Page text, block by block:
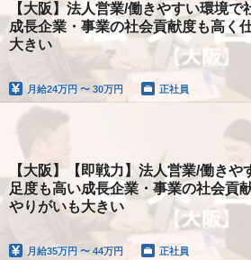
【大阪】法人営業/働きやすい環境で
成長企業・事業の社会貢献度も高く
大きい
月給24万円 〜 30万円 正社員
【大阪】【即戦力】法人営業/働きや
足度も高い成長企業・事業の社会貢
やりがいも大きい
月給35万円 〜 44万円 正社員